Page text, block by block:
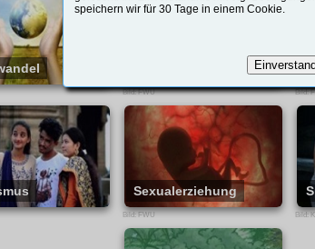
speichern wir für 30 Tage in einem Cookie.
Schüler/innen
ein
durch Einscannen
Lehrerversion - 10
Bild: FWU Bild:
Sexualerziehung
Bild: FWU Bild: